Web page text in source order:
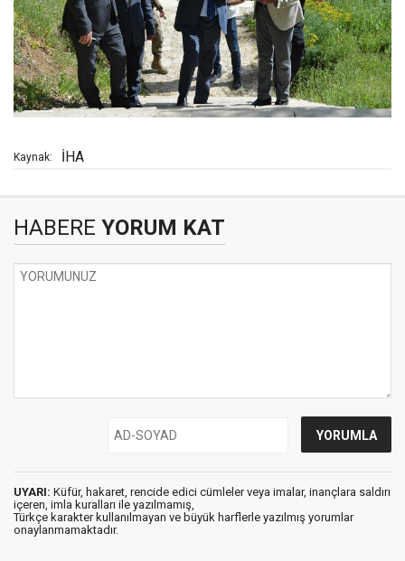
Kaynak: İHA
HABERE YORUM KAT
UYARI: Küfür, hakaret, rencide edici cümleler veya imalar, inançlara saldırı
içeren, imla kuralları ile yazılmamış,
Türkçe karakter kullanılmayan ve büyük harflerle yazılmış yorumlar
onaylanmamaktadır.